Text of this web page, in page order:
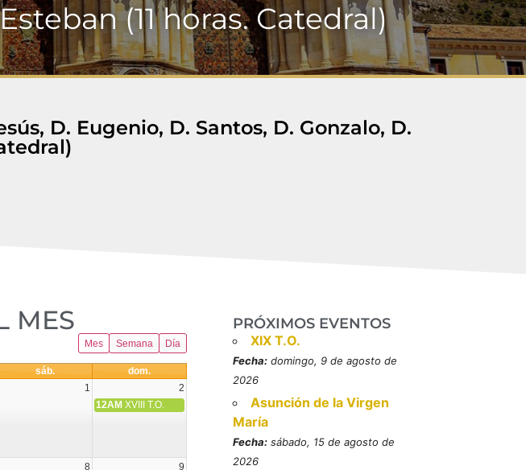
(11 horas. Catedral)
D. Eugenio, D. Santos, D. Gonzalo, D.
MES​
Mes Semana Día
sáb.
dom.
1
2
12AM XVIII T.O.
8
9
PRÓXIMOS EVENTOS
XIX T.O.
Fecha: domingo, 9 de agosto de
2026
Asunción de la Virgen
María
Fecha: sábado, 15 de agosto de
2026